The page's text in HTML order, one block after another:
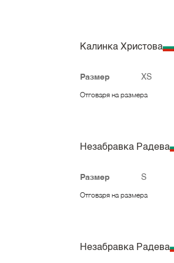
Калинка Христова
Размер XS
Отговаря на размера
Незабравка Радева
Размер S
Отговаря на размера
Незабравка Радева